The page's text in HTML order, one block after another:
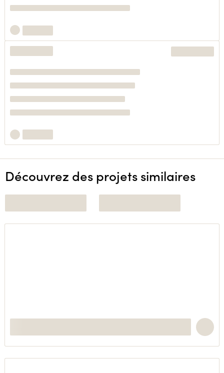
Découvrez des projets similaires